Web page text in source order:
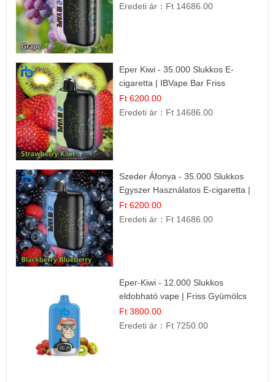
Eredeti ár： Ft 14686.00
Eper Kiwi - 35.000 Slukkos E-
cigaretta | IBVape Bar Friss
Gyümölcs Ízek
Ft 6200.00
Eredeti ár： Ft 14686.00
Szeder Áfonya - 35.000 Slukkos
Egyszer Használatos E-cigaretta |
Prémium Ízélmény
Ft 6200.00
Eredeti ár： Ft 14686.00
Eper-Kiwi - 12.000 Slukkos
eldobható vape | Friss Gyümölcs
Kombináció
Ft 3800.00
Eredeti ár： Ft 7250.00